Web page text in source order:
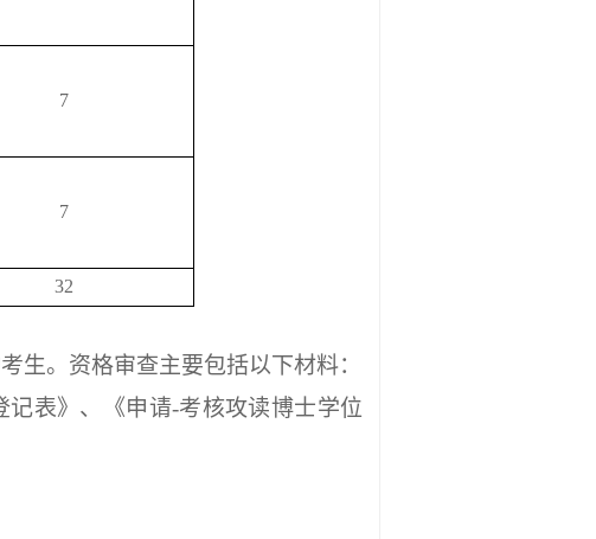
7
7
32
生。资格审查主要包括以下材料：
表》、《申请-考核攻读博士学位